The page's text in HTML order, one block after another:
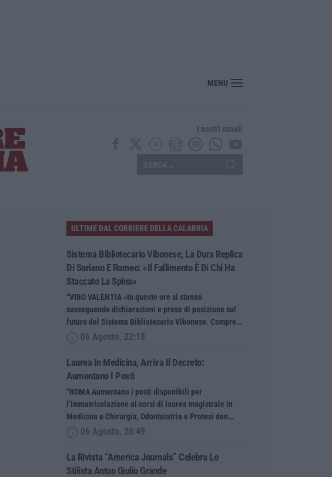
La rivista “America Journals” celebra lo stilista Anton Giulio Grande
MENU
I nostri canali
ULTIME DAL CORRIERE DELLA CALABRIA
Sistema Bibliotecario Vibonese, La Dura Replica
Di Soriano E Romeo: «Il Fallimento È Di Chi Ha
Staccato La Spina»
“VIBO VALENTIA «In queste ore si stanno
susseguendo dichiarazioni e prese di posizione sul
futuro del Sistema Bibliotecario Vibonese. Compre…
06 Agosto, 22:18
Laurea In Medicina, Arriva Il Decreto:
Aumentano I Posti
“ROMA Aumentano i posti disponibili per
l’immatricolazione ai corsi di laurea magistrale in
Medicina e Chirurgia, Odontoiatria e Protesi den…
06 Agosto, 20:49
La Rivista “America Journals” Celebra Lo
Stilista Anton Giulio Grande